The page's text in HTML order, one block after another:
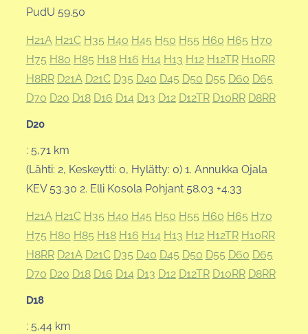
PudU 59.50
H21A H21C H35 H40 H45 H50 H55 H60 H65 H70
H75 H80 H85 H18 H16 H14 H13 H12 H12TR H10RR
H8RR D21A D21C D35 D40 D45 D50 D55 D60 D65
D70 D20 D18 D16 D14 D13 D12 D12TR D10RR D8RR
D20
: 5,71 km
(Lähti: 2, Keskeytti: 0, Hylätty: 0) 1. Annukka Ojala
KEV 53.30 2. Elli Kosola Pohjant 58.03 +4.33
H21A H21C H35 H40 H45 H50 H55 H60 H65 H70
H75 H80 H85 H18 H16 H14 H13 H12 H12TR H10RR
H8RR D21A D21C D35 D40 D45 D50 D55 D60 D65
D70 D20 D18 D16 D14 D13 D12 D12TR D10RR D8RR
D18
: 5,44 km